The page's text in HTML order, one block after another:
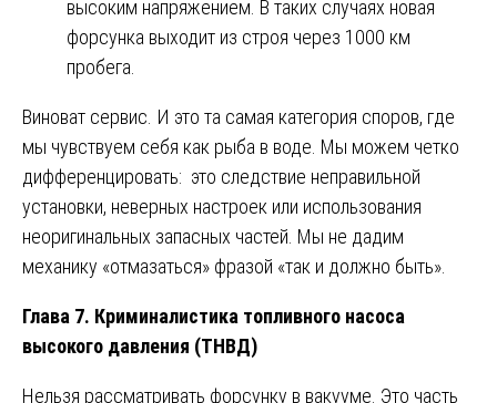
высоким напряжением. В таких случаях новая
форсунка выходит из строя через 1000 км
пробега.
Виноват сервис. И это та самая категория споров, где
мы чувствуем себя как рыба в воде. Мы можем четко
дифференцировать: это следствие неправильной
установки, неверных настроек или использования
неоригинальных запасных частей. Мы не дадим
механику «отмазаться» фразой «так и должно быть».
Глава 7. Криминалистика топливного насоса
высокого давления (ТНВД)
Нельзя рассматривать форсунку в вакууме. Это часть